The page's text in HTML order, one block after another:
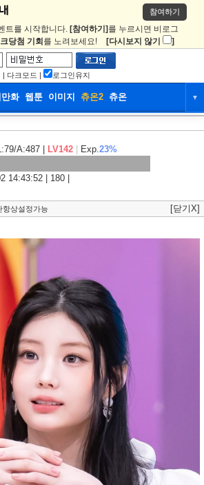
참여하기
트를 시작합니다. [참여하기] 를 누르시면 비로그
당첨 기회 를 노려보세요! [다시보지 않기 ]
| 다크모드 | 로그인유지
화 웹툰 이미지 츄온2 츄온 ▼
이미지 츄온2
A:487 | LV142 Exp.23%
14:43:52 | 180 |
항상설정가능 [닫기X]